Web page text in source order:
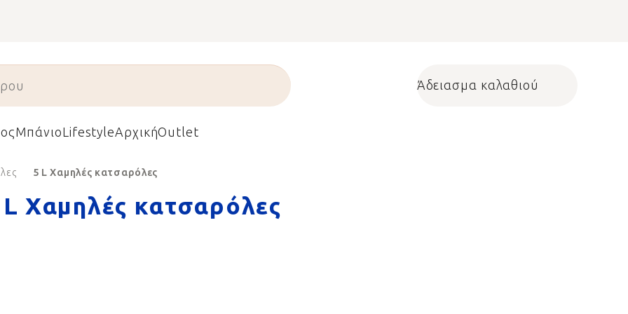
Shopping cart
Άδειασμα καλαθιού
ΜπάνιοLifestyleΑρχικήOutlet
5 L Χαμηλές κατσαρόλες
Χαμηλές κατσαρόλες